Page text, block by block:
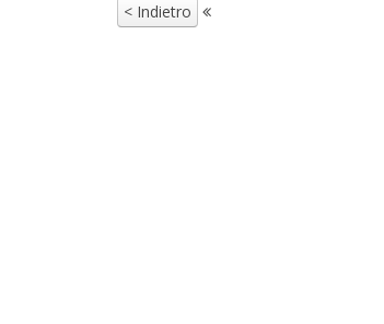
< Indietro